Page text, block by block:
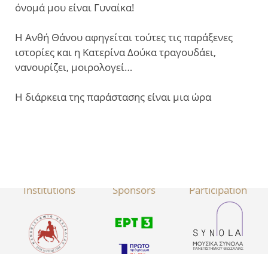
όνομά μου είναι Γυναίκα!
Η Ανθή Θάνου αφηγείται τούτες τις παράξενες
ιστορίες και η Κατερίνα Δούκα τραγουδάει,
νανουρίζει, μοιρολογεί…
Η διάρκεια της παράστασης είναι μια ώρα
Institutions
Sponsors
Participation